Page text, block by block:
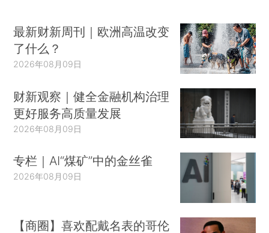
最新财新周刊｜欧洲高温改变
了什么？
2026年08月09日
财新观察｜健全金融机构治理
更好服务高质量发展
2026年08月09日
专栏｜AI“煤矿”中的金丝雀
2026年08月09日
【商圈】喜欢配戴名表的哥伦